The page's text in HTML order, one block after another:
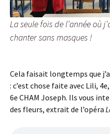
La seule fois de l’année où
chanter sans masques !
Cela faisait longtemps que
: c’est chose faite avec Lili,
6e CHAM Joseph. Ils vous
des fleurs, extrait de l’opéra